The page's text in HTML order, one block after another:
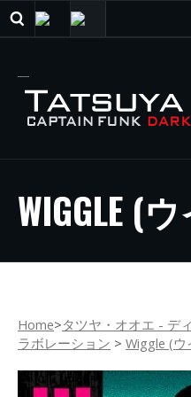
WIGGLE (
Home>タツヤ・オオエ - デ
ラボレーション > Wiggle (ウ